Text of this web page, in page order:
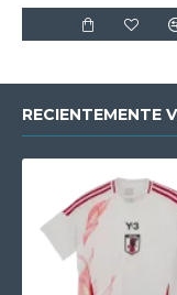
RECIENTEMENTE